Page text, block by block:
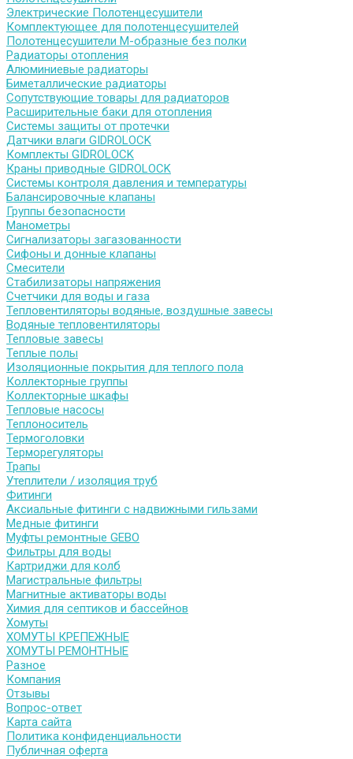
Электрические Полотенцесушители
Комплектующее для полотенцесушителей
Полотенцесушители М-образные без полки
Радиаторы отопления
Алюминиевые радиаторы
Биметаллические радиаторы
Сопутствующие товары для радиаторов
Расширительные баки для отопления
Системы защиты от протечки
Датчики влаги GIDROLOCK
Комплекты GIDROLOCK
Краны приводные GIDROLOCK
Системы контроля давления и температуры
Балансировочные клапаны
Группы безопасности
Манометры
Сигнализаторы загазованности
Сифоны и донные клапаны
Смесители
Стабилизаторы напряжения
Счетчики для воды и газа
Тепловентиляторы водяные, воздушные завесы
Водяные тепловентиляторы
Тепловые завесы
Теплые полы
Изоляционные покрытия для теплого пола
Коллекторные группы
Коллекторные шкафы
Тепловые насосы
Теплоноситель
Термоголовки
Терморегуляторы
Трапы
Утеплители / изоляция труб
Фитинги
Аксиальные фитинги с надвижными гильзами
Медные фитинги
Муфты ремонтные GEBO
Фильтры для воды
Картриджи для колб
Магистральные фильтры
Магнитные активаторы воды
Химия для септиков и бассейнов
Хомуты
ХОМУТЫ КРЕПЕЖНЫЕ
ХОМУТЫ РЕМОНТНЫЕ
Разное
Компания
Отзывы
Вопрос-ответ
Карта сайта
Политика конфиденциальности
Публичная оферта